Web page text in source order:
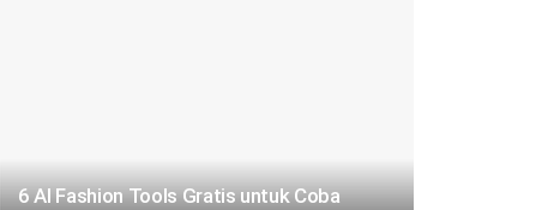
6 AI Fashion Tools Gratis untuk Coba